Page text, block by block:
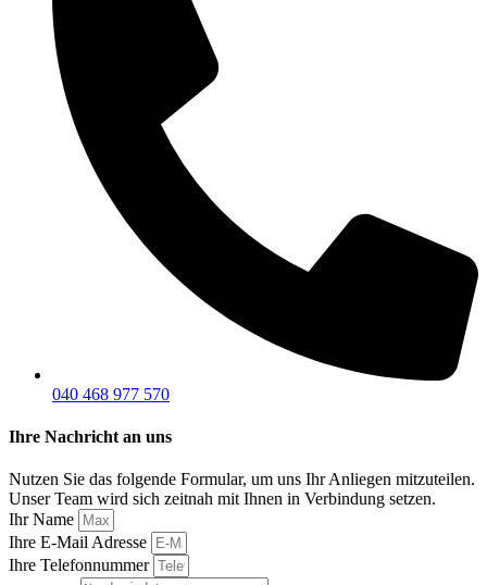
040 468 977 570
Ihre Nachricht an uns
Nutzen Sie das folgende Formular, um uns Ihr Anliegen mitzuteilen.
Unser Team wird sich zeitnah mit Ihnen in Verbindung setzen.
Ihr Name
Ihre E-Mail Adresse
Ihre Telefonnummer